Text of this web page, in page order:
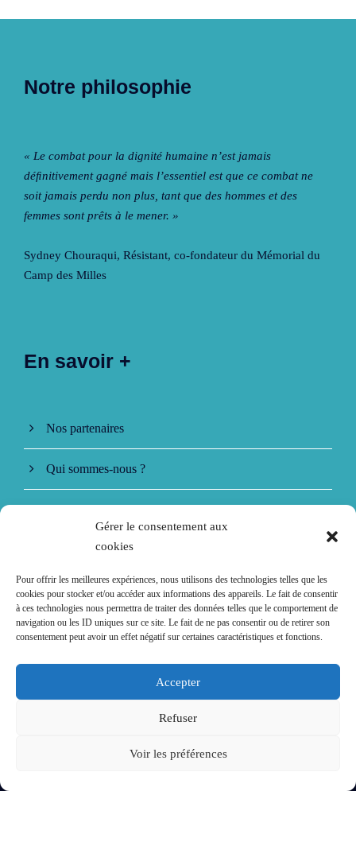
Gérer le consentement aux
cookies
Pour offrir les meilleures expériences, nous utilisons des technologies telles que les
cookies pour stocker et/ou accéder aux informations des appareils. Le fait de consentir
à ces technologies nous permettra de traiter des données telles que le comportement de
navigation ou les ID uniques sur ce site. Le fait de ne pas consentir ou de retirer son
consentement peut avoir un effet négatif sur certaines caractéristiques et fonctions.
Accepter
Refuser
Voir les préférences
Notre philosophie
« Le combat pour la dignité humaine n’est jamais
déﬁnitivement gagné mais l’essentiel est que ce combat ne
soit jamais perdu non plus, tant que des hommes et des
femmes sont prêts à le mener. »
Sydney Chouraqui, Résistant, co-fondateur du Mémorial du
Camp des Milles
En savoir +
Nos partenaires
Qui sommes-nous ?
Contactez-nous
Mentions légales
Politique de confidentialité